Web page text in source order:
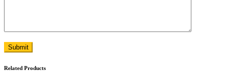
Submit
Related Products